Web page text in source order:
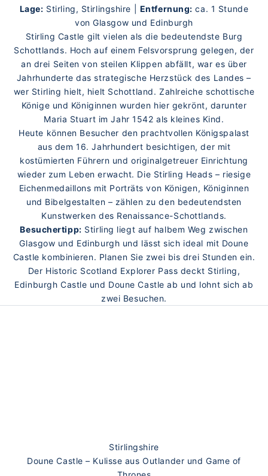
Lage: Stirling, Stirlingshire | Entfernung: ca. 1 Stunde
von Glasgow und Edinburgh
Stirling Castle gilt vielen als die bedeutendste Burg
Schottlands. Hoch auf einem Felsvorsprung gelegen, der
an drei Seiten von steilen Klippen abfällt, war es über
Jahrhunderte das strategische Herzstück des Landes –
wer Stirling hielt, hielt Schottland. Zahlreiche schottische
Könige und Königinnen wurden hier gekrönt, darunter
Maria Stuart im Jahr 1542 als kleines Kind.
Heute können Besucher den prachtvollen Königspalast
aus dem 16. Jahrhundert besichtigen, der mit
kostümierten Führern und originalgetreuer Einrichtung
wieder zum Leben erwacht. Die Stirling Heads – riesige
Eichenmedaillons mit Porträts von Königen, Königinnen
und Bibelgestalten – zählen zu den bedeutendsten
Kunstwerken des Renaissance-Schottlands.
Besuchertipp: Stirling liegt auf halbem Weg zwischen
Glasgow und Edinburgh und lässt sich ideal mit Doune
Castle kombinieren. Planen Sie zwei bis drei Stunden ein.
Der Historic Scotland Explorer Pass deckt Stirling,
Edinburgh Castle und Doune Castle ab und lohnt sich ab
zwei Besuchen.
Stirlingshire
Doune Castle – Kulisse aus Outlander und Game of